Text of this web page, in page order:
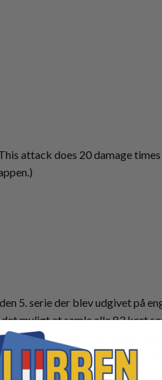
attack does 20 damage
5. serie der blev udgivet på
muligt at samle alle 83 kort
er det 83/82). Derudover
kort. I Team Rocket, kan du